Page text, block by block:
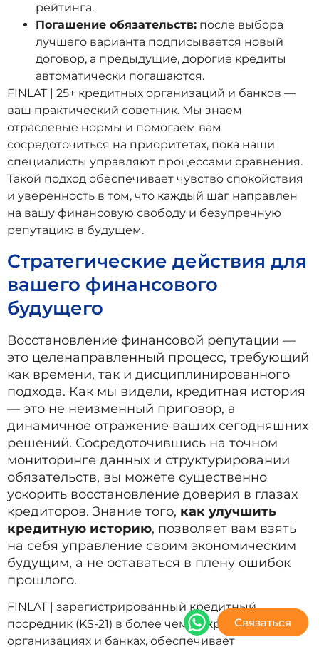
рейтинга.
Погашение обязательств: после выбора
лучшего варианта подписывается новый
договор, а предыдущие, дорогие кредиты
автоматически погашаются.
FINLAT | 25+ кредитных организаций и банков —
ваш практический советник. Мы знаем
отраслевые нормы и помогаем вам
сосредоточиться на приоритетах, пока наши
специалисты управляют процессами сравнения.
Такой подход обеспечивает чувство спокойствия
и уверенность в том, что каждый шаг направлен
на вашу финансовую свободу и безупречную
репутацию в будущем.
Стратегические действия для
вашего финансового
будущего
Восстановление финансовой репутации —
это целенаправленный процесс, требующий
как времени, так и дисциплинированного
подхода. Как мы видели, кредитная история
— это не неизменный приговор, а
динамичное отражение ваших сегодняшних
решений. Сосредоточившись на точном
мониторинге данных и структурировании
обязательств, вы можете существенно
ускорить восстановление доверия в глазах
кредиторов. Знание того, как улучшить
кредитную историю, позволяет вам взять
на себя управление своим экономическим
будущим, а не оставаться в плену ошибок
прошлого.
FINLAT | зарегистрированный кредитный
посредник (KS-21) в более чем 25 кредитных
организациях и банках, обеспечивает
Связаться